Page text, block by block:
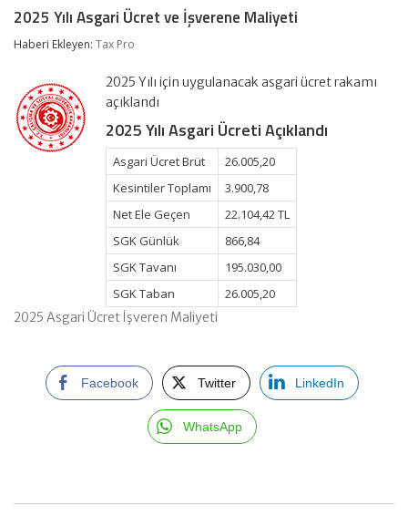
Asgari
Ücret
ve
Maliyeti
için
2025 Yılı Asgari Ücret ve İşverene Maliyeti
Haberi Ekleyen: Tax Pro
2025 Yılı için uygulanacak asgari ücret rakamı
açıklandı
2025 Yılı Asgari Ücreti Açıklandı
Asgari Ücret Brüt
26.005,20
Kesintiler Toplamı
3.900,78
Net Ele Geçen
22.104,42 TL
SGK Günlük
866,84
SGK Tavanı
195.030,00
SGK Taban
26.005,20
2025 Asgari Ücret İşveren Maliyeti
Facebook Twitter LinkedIn
WhatsApp